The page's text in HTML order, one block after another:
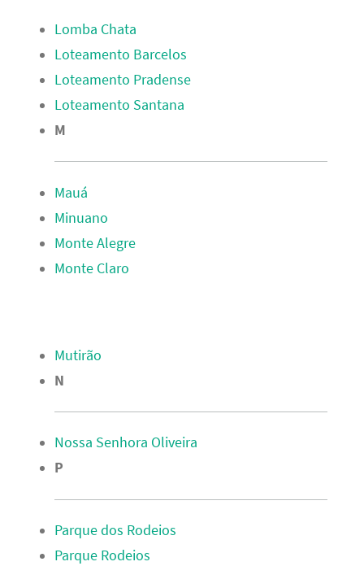
Lomba Chata
Loteamento Barcelos
Loteamento Pradense
Loteamento Santana
M
Mauá
Minuano
Monte Alegre
Monte Claro
Mutirão
N
Nossa Senhora Oliveira
P
Parque dos Rodeios
Parque Rodeios